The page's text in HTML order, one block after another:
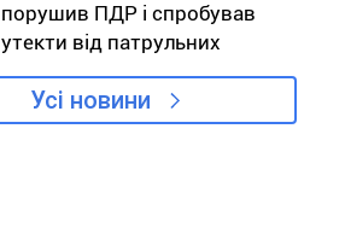
порушив ПДР і спробував
утекти від патрульних
Усі новини